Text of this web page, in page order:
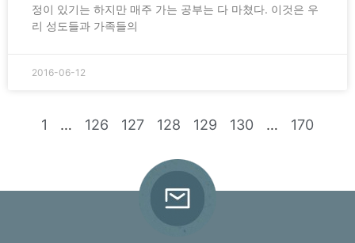
정이 있기는 하지만 매주 가는 공부는 다 마쳤다. 이것은 우
리 성도들과 가족들의
2016-06-12
1 … 126 127 128 129 130 … 170